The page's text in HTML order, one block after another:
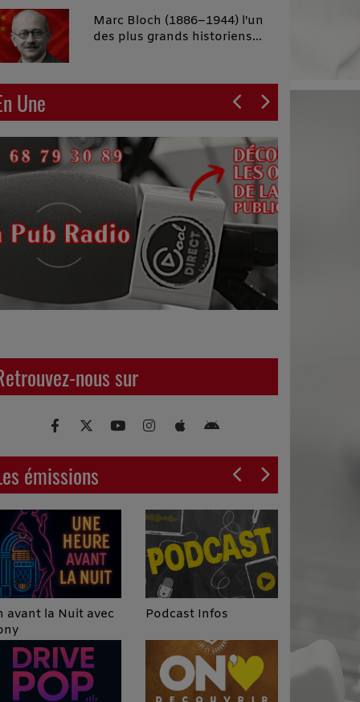
Marc Bloch (1886–1944) l'un
des plus grands historiens
Une
nous sur
émissions
avant la Nuit avec
Podcast Infos